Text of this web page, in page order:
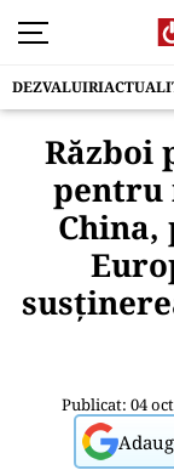
DEZVALUIRI
Război
pentru
China,
Publicat: 04